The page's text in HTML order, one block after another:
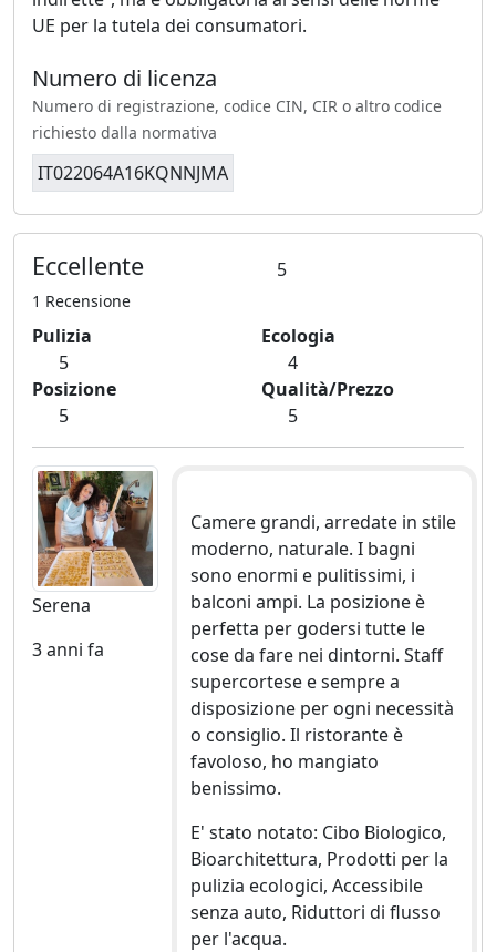
UE per la tutela dei consumatori.
Numero di licenza
Numero di registrazione, codice CIN, CIR o altro codice
richiesto dalla normativa
IT022064A16KQNNJMA
Eccellente 5
1 Recensione
Pulizia
5
Ecologia
4
Posizione
5
Qualità/Prezzo
5
Serena
3 anni fa
Camere grandi, arredate in stile
moderno, naturale. I bagni
sono enormi e pulitissimi, i
balconi ampi. La posizione è
perfetta per godersi tutte le
cose da fare nei dintorni. Staff
supercortese e sempre a
disposizione per ogni necessità
o consiglio. Il ristorante è
favoloso, ho mangiato
benissimo.
E' stato notato: Cibo Biologico,
Bioarchitettura, Prodotti per la
pulizia ecologici, Accessibile
senza auto, Riduttori di flusso
per l'acqua.